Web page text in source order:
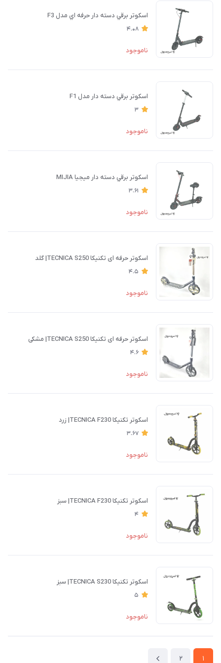
اسكوتر برقي دسته دار حرفه اي مدل F3
4.08
ناموجود
اسكوتر برقي دسته دار مدل F1
3
ناموجود
اسكوتر برقي دسته دار ميجيا MIJIA
3.61
ناموجود
اسكوتر حرفه ای تکنیکا TECNICA S250| گلد
4.5
ناموجود
اسكوتر حرفه ای تکنیکا TECNICA S250| مشکی
4.6
ناموجود
اسكوتر تکنیکا TECNICA F230| زرد
3.67
ناموجود
اسكوتر تکنیکا TECNICA F230| سبز
4
ناموجود
اسكوتر تکنیکا TECNICA S230| سبز
5
ناموجود
1
2